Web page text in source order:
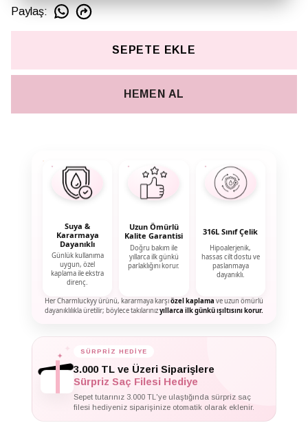
Paylaş:
SEPETE EKLE
HEMEN AL
Suya &
Kararmaya
Dayanıklı
Günlük kullanıma
uygun, özel
kaplama ile ekstra
direnç.
Uzun Ömürlü
Kalite Garantisi
Doğru bakım ile
yıllarca ilk günkü
parlaklığını korur.
316L Sınıf Çelik
Hipoalerjenik,
hassas cilt dostu ve
paslanmaya
dayanıklı.
Her Charmluckyy ürünü, kararmaya karşıözel kaplama ve uzun ömürlü
dayanıklılıkla üretilir; böylece takılarınızyıllarca ilk günkü ışıltısını korur.
SÜRPRİZ HEDİYE
3.000 TL ve Üzeri Siparişlere
Sürpriz Saç Filesi Hediye
Sepet tutarınız 3.000 TL'ye ulaştığında sürpriz saç
filesi hediyeniz siparişinize otomatik olarak eklenir.